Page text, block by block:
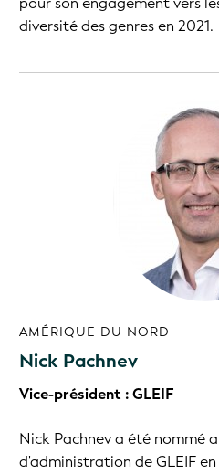
diversité des genres en 2021.
AMÉRIQUE DU NORD
Nick Pachnev
Vice-président : GLEIF
Nick Pachnev a été nommé
d'administration de GLEIF